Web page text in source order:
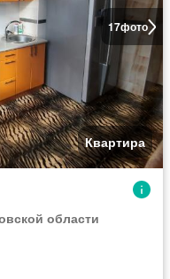
17фото
Квартира
области